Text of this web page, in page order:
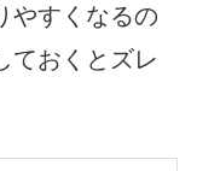
やすくなるの
ておくとズレ